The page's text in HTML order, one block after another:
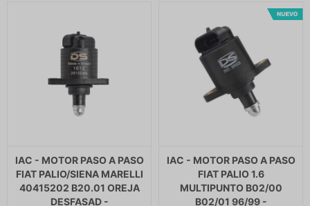
IAC - MOTOR PASO A PASO
FIAT PALIO/SIENA MARELLI
40415202 B20.01 OREJA
DESFASAD -
IAC - MOTOR PASO A PASO
FIAT PALIO 1.6
MULTIPUNTO B02/00
B02/01 96/99 -